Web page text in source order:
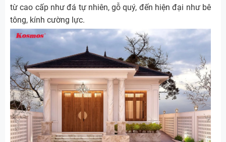
từ cao cấp như đá tự nhiên, gỗ quý, đến hiện đại như bê
tông, kính cường lực.